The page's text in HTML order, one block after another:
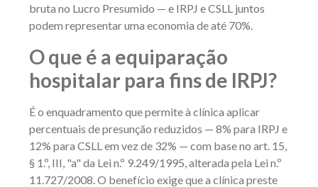
bruta no Lucro Presumido — e IRPJ e CSLL juntos
podem representar uma economia de até 70%.
O que é a equiparação
hospitalar para fins de IRPJ?
É o enquadramento que permite à clínica aplicar
percentuais de presunção reduzidos — 8% para IRPJ e
12% para CSLL em vez de 32% — com base no art. 15,
§ 1.º, III, "a" da Lei n.º 9.249/1995, alterada pela Lei n.º
11.727/2008. O benefício exige que a clínica preste